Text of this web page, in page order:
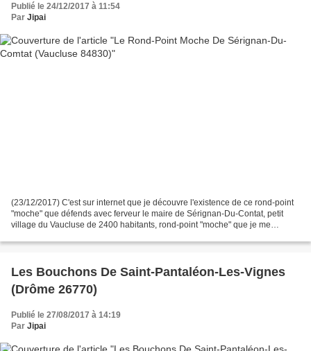
Publié le 24/12/2017 à 11:54
Par Jipai
(23/12/2017) C'est sur internet que je découvre l'existence de ce rond-point
"moche" que défends avec ferveur le maire de Sérignan-Du-Contat, petit
village du Vaucluse de 2400 habitants, rond-point "moche" que je me
Les Bouchons De Saint-Pantaléon-Les-Vignes
(Drôme 26770)
Publié le 27/08/2017 à 14:19
Par Jipai